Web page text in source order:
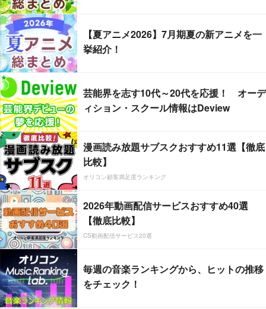
【夏アニメ2026】7月期夏の新アニメを一
挙紹介！
芸能界を志す10代～20代を応援！ オーデ
ィション・スクール情報はDeview
漫画読み放題サブスクおすすめ11選【徹底
比較】
オリコン顧客満足度ランキング
2026年動画配信サービスおすすめ40選
【徹底比較】
CS動画配信サービス20選
毎週の音楽ランキングから、ヒットの推移
をチェック！